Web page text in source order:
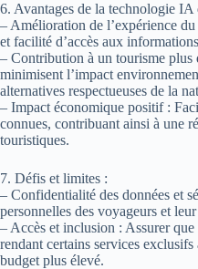
6. Avantages de la technologie IA
– Amélioration de l’expérience
et facilité d’accès aux
– Contribution à un tourisme plus
minimisent l’impact
alternatives respectueuses de la
– Impact économique positif :
connues, contribuant ainsi à une
touristiques.
7. Défis et limites :
– Confidentialité des données et
personnelles des voyageurs et
– Accès et inclusion : Assurer
rendant certains services
budget plus élevé.